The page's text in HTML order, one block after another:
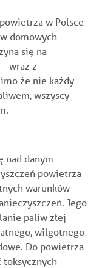
w Polsce
domowych
się na
wraz z
że nie każdy
wszyscy
nad danym
powietrza
warunków
Jego
paliw złej
wilgotnego
Do powietrza
toksycznych